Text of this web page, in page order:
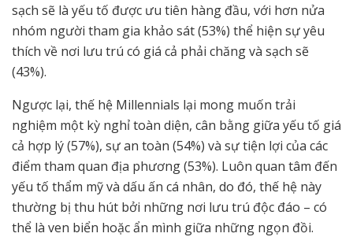
sạch sẽ là yếu tố được ưu tiên hàng đầu, với hơn nửa
nhóm người tham gia khảo sát (53%) thể hiện sự yêu
thích về nơi lưu trú có giá cả phải chăng và sạch sẽ
(43%).
Ngược lại, thế hệ Millennials lại mong muốn trải
nghiệm một kỳ nghỉ toàn diện, cân bằng giữa yếu tố giá
cả hợp lý (57%), sự an toàn (54%) và sự tiện lợi của các
điểm tham quan địa phương (53%). Luôn quan tâm đến
yếu tố thẩm mỹ và dấu ấn cá nhân, do đó, thế hệ này
thường bị thu hút bởi những nơi lưu trú độc đáo – có
thể là ven biển hoặc ẩn mình giữa những ngọn đồi.